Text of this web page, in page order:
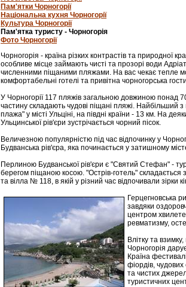
Пам'ятки Чорногорії
Національна кухня Чорногорії
Культура Чорногорії
Пам'ятка туристу - Чорногорія
Фото Чорногорії
Чорногорія - країна різких контрастів та природної
особливе місце займають чисті та прозорі води
численними піщаними пляжами. На вас чекає тепле
комфортабельні готелі та привітна чорногорська
У Чорногорії 117 пляжів загальною довжиною понад
частину складають чудові піщані пляжі. Найбільший
плажа" у місті Ульціні, на півдні країни - 13 км. На
Ульцинської рів'єри зустрічається чорний пісок.
Величезною популярністю під час відпочинку у
Будванська рів'єра, яка починається у затишному
Перлиною Будванської рів'єри є "Святий Стефан" -
берегом піщаною косою. "Острів-готель"
та вілла № 118, в якій у різний час відпочивали зірки
Герцегновська
завдяки
центром
ревматизму,
Влітку та
Чорногорія
Країна
фіордів, чудових
та чистих
туристичних